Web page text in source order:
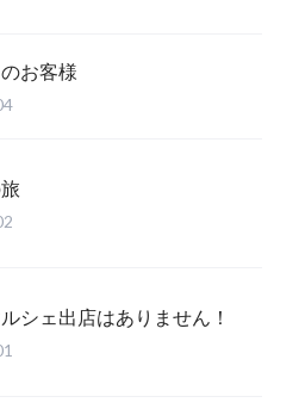
お客様
シェ出店はありません！